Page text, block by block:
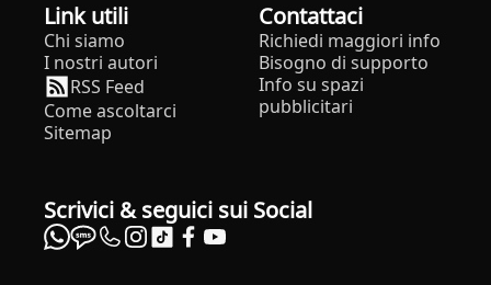
Link utili
Chi siamo
I nostri autori
RSS Feed
Come ascoltarci
Sitemap
Contattaci
Richiedi maggiori info
Bisogno di supporto
Info su spazi
pubblicitari
Scrivici & seguici sui Social